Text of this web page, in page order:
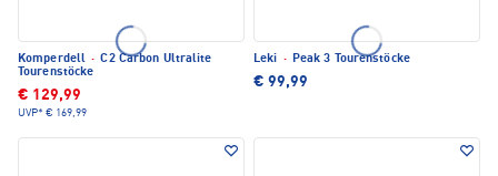
Komperdell · C2 Carbon Ultralite
Tourenstöcke
€ 129,99
UVP* € 169,99
Leki · Peak 3 Tourenstöcke
€ 99,99